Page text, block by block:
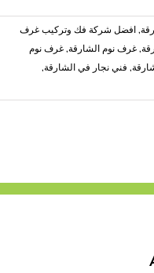
, افضل شركة فك وتركيب غرف
, غرف نوم الشارقة, غرف نوم
, فني نجار في الشارقة,